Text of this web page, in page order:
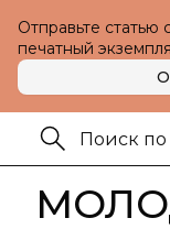
Отправьте
печатный